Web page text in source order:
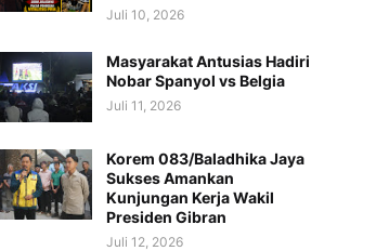
Juli 10, 2026
Masyarakat Antusias Hadiri
Nobar Spanyol vs Belgia
Juli 11, 2026
Korem 083/Baladhika Jaya
Sukses Amankan
Kunjungan Kerja Wakil
Presiden Gibran
Juli 12, 2026